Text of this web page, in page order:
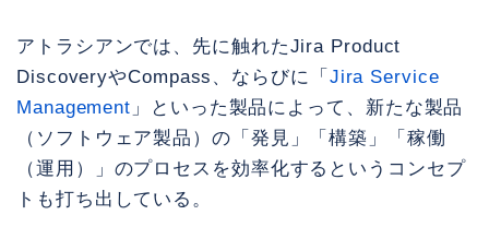
アトラシアンでは、先に触れたJira Product
DiscoveryやCompass、ならびに「 Jira Service
Management 」といった製品によって、新たな製品
（ソフトウェア製品）の「発見」「構築」「稼働
（運用）」のプロセスを効率化するというコンセプ
トも打ち出している。